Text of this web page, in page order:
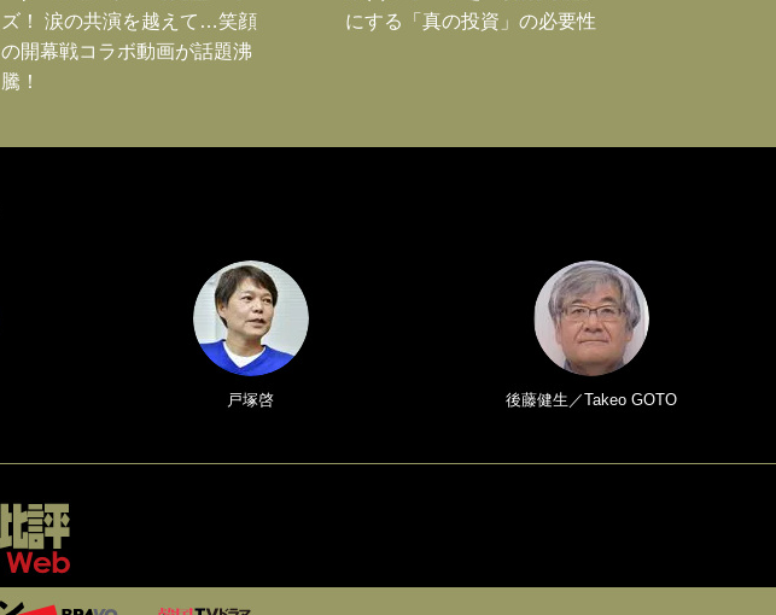
ズ！ 涙の共演を越えて…笑顔
の開幕戦コラボ動画が話題沸
騰！
にする「真の投資」の必要性
戸塚啓 後藤健生／Takeo GOTO